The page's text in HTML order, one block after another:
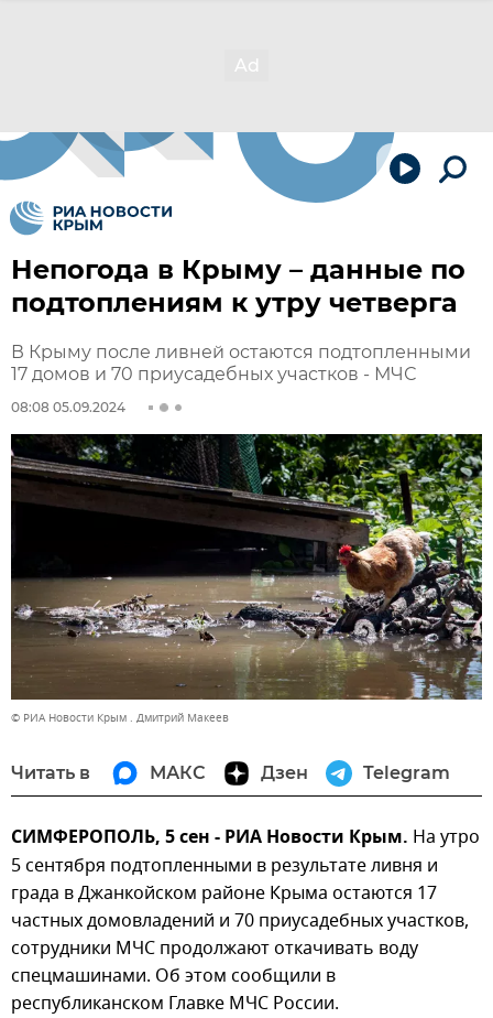
Непогода в Крыму – данные по
подтоплениям к утру четверга
В Крыму после ливней остаются подтопленными
17 домов и 70 приусадебных участков - МЧС
08:08 05.09.2024
© РИА Новости Крым . Дмитрий Макеев
Читать в МАКС Дзен Telegram
СИМФЕРОПОЛЬ, 5 сен - РИА Новости Крым. На утро
5 сентября подтопленными в результате ливня и
града в Джанкойском районе Крыма остаются 17
частных домовладений и 70 приусадебных участков,
сотрудники МЧС продолжают откачивать воду
спецмашинами. Об этом сообщили в
республиканском Главке МЧС России.